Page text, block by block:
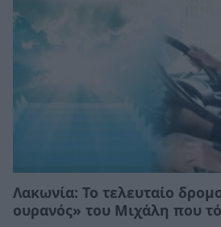
Λακωνία: Το τελευταίο
ουρανός» του Μιχάλη που